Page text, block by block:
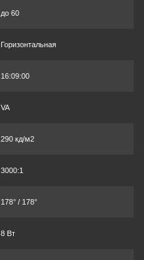
до 60
Горизонтальная
16:09:00
VA
290 кд/м2
3000:1
178° / 178°
8 Вт